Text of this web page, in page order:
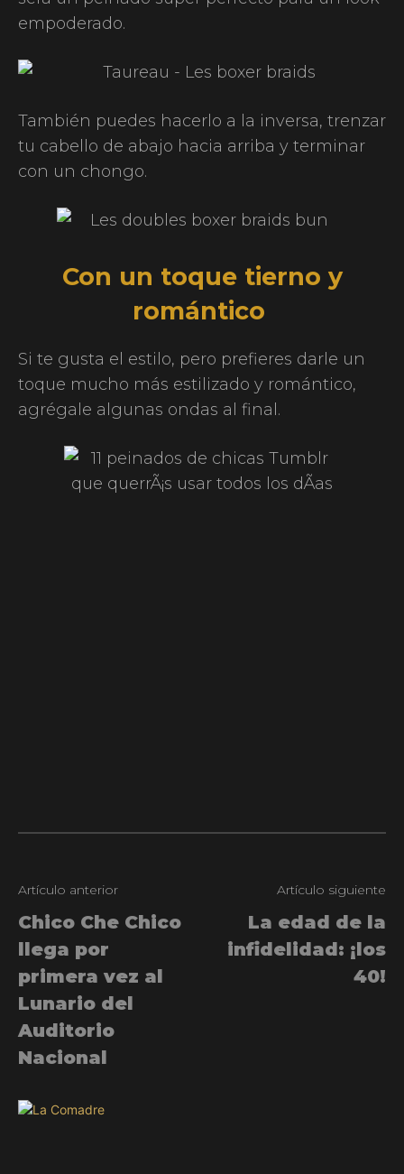
empoderado.
También puedes hacerlo a la inversa, trenzar
tu cabello de abajo hacia arriba y terminar
con un chongo.
Con un toque tierno y
romántico
Si te gusta el estilo, pero prefieres darle un
toque mucho más estilizado y romántico,
agrégale algunas ondas al final.
Artículo anterior
Chico Che Chico
llega por
primera vez al
Lunario del
Auditorio
Nacional
Artículo siguiente
La edad de la
infidelidad: ¡los
40!